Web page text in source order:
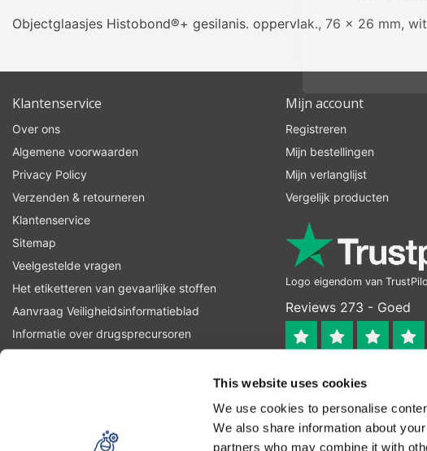
This website uses cookies
We use cookies to personalise
We also share information about
partners who may combine it with
Objectglaasjes Histobond®+ gesilanis. oppervlak., 76 x 26 mm,
Klantenservice
Over ons
Algemene voorwaarden
Privacy Policy
Verzenden & retourneren
Klantenservice
Sitemap
Veelgestelde vragen
Het etiketteren van gevaarlijke stoffen
Aanvraag Veiligheidsinformatieblad
Informatie over drugsprecursoren
Mijn account
Registreren
Mijn bestellingen
Mijn verlanglijst
Vergelijk producten
Logo eigendom van
Reviews 273 - Goed
Let op! Op onze productomschrijvingen kunnen geen rechten
product kan en mag gebruiken. U bent zelf verantwoordelijk